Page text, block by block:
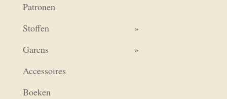
Patronen
Stoffen
Garens
Accessoires
Boeken